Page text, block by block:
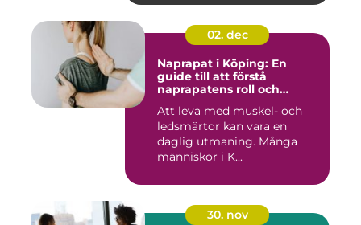
02. dec
Naprapat i Köping: En
guide till att förstå
naprapatens roll och
Att leva med muskel- och
ledsmärtor kan vara en
daglig utmaning. Många
människor i K...
30. nov